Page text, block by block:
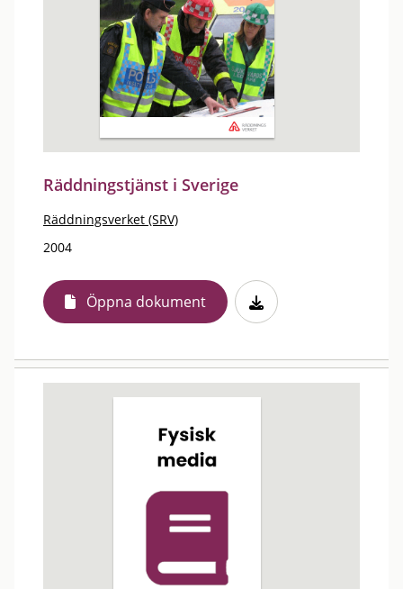
Räddningstjänst i Sverige
Räddningsverket (SRV)
2004
Öppna dokument